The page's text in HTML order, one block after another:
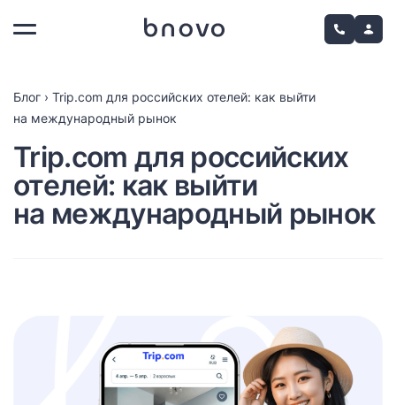
Блог › Trip.com для российских отелей: как выйти
на международный рынок
Trip.com для российских
отелей: как выйти
на международный рынок